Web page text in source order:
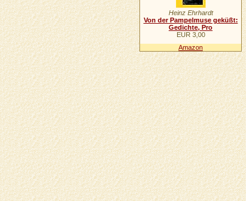
Heinz Ehrhardt
Von der Pampelmuse geküßt:
Gedichte, Pro
EUR 3,00
Amazon